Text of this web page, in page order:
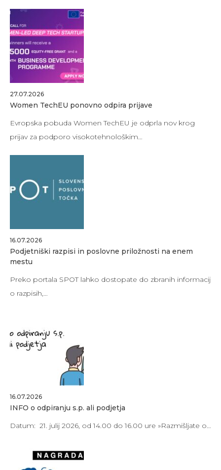
27.07.2026
Women TechEU ponovno odpira prijave
Evropska pobuda Women TechEU je odprla nov krog
prijav za podporo visokotehnološkim…
16.07.2026
Podjetniški razpisi in poslovne priložnosti na enem
mestu
Preko portala SPOT lahko dostopate do zbranih informacij
o razpisih,…
16.07.2026
INFO o odpiranju s.p. ali podjetja
Datum: 21. julij 2026, od 14.00 do 16.00 ure »Razmišljate o…